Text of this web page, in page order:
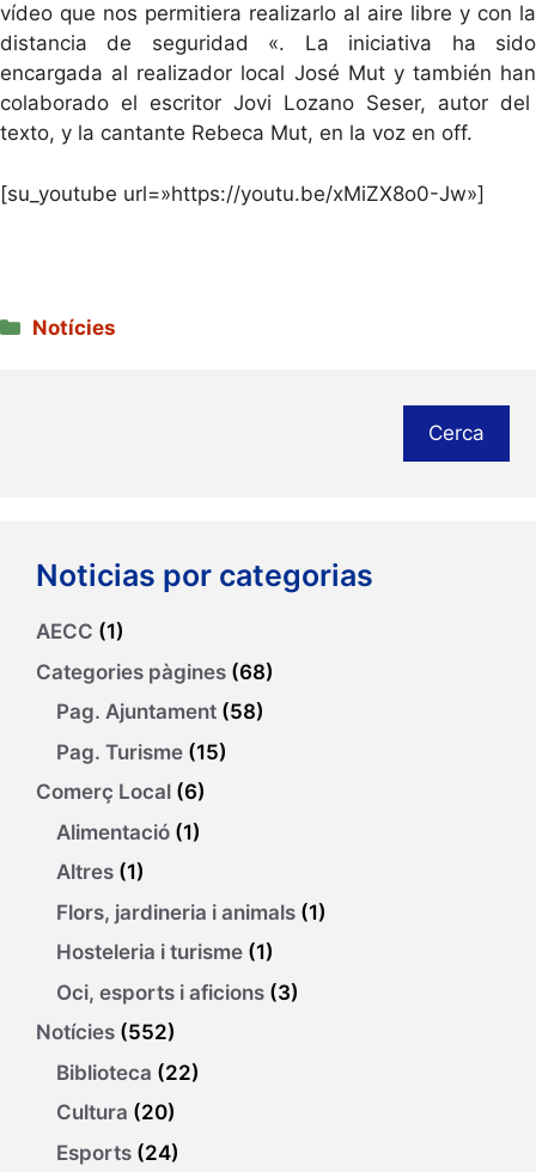
vídeo que nos permitiera realizarlo al aire libre y con la
distancia de seguridad «. La iniciativa ha sido
encargada al realizador local José Mut y también han
colaborado el escritor Jovi Lozano Seser, autor del
texto, y la cantante Rebeca Mut, en la voz en off.
[su_youtube url=»https://youtu.be/xMiZX8o0-Jw»]
Categories
Notícies
Cerca
Noticias por categorias
AECC (1)
Categories pàgines (68)
Pag. Ajuntament (58)
Pag. Turisme (15)
Comerç Local (6)
Alimentació (1)
Altres (1)
Flors, jardineria i animals (1)
Hosteleria i turisme (1)
Oci, esports i aficions (3)
Notícies (552)
Biblioteca (22)
Cultura (20)
Esports (24)